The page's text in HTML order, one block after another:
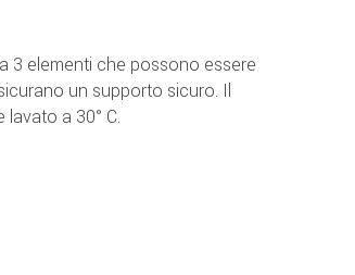
3 elementi che possono essere
un supporto sicuro. Il
a 30° C.